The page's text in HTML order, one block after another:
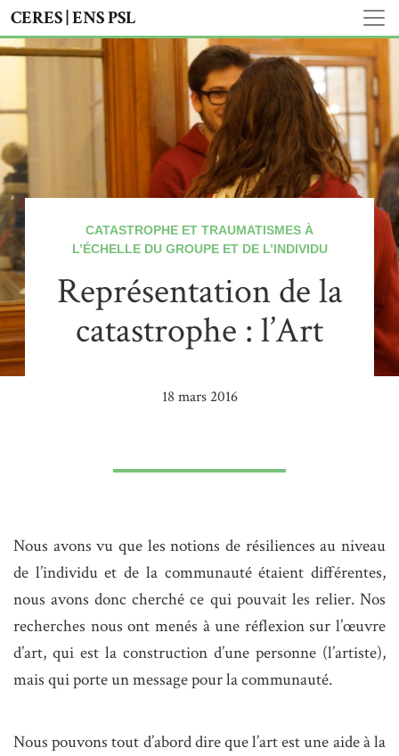
CERES | ENS PSL
CATASTROPHE ET TRAUMATISMES À
L’ÉCHELLE DU GROUPE ET DE L’INDIVIDU
Représentation de la
catastrophe : l’Art
18 mars 2016
Nous avons vu que les notions de résiliences au niveau
de l’individu et de la communauté étaient différentes,
nous avons donc cherché ce qui pouvait les relier. Nos
recherches nous ont menés à une réflexion sur l’œuvre
d’art, qui est la construction d’une personne (l’artiste),
mais qui porte un message pour la communauté.
Nous pouvons tout d’abord dire que l’art est une aide à la